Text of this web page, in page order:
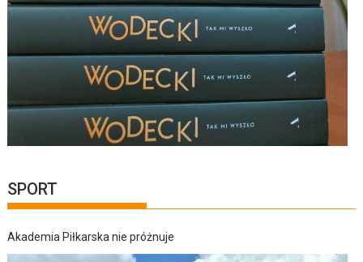
SPORT
Akademia Piłkarska nie próżnuje